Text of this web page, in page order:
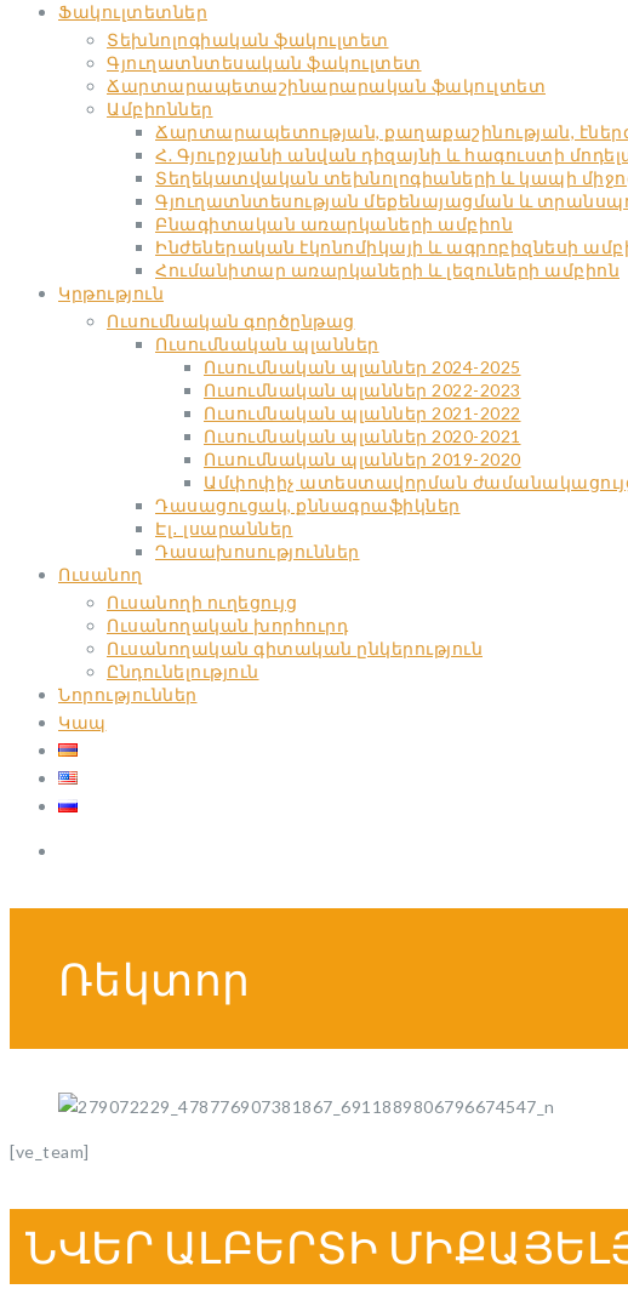
Ֆակուլտետներ
Տեխնոլոգիական ֆակուլտետ
Գյուղատնտեսական ֆակուլտետ
Ճարտարապետաշինարարական ֆակուլտետ
Ամբիոններ
Ճարտարապետության, քաղաքաշինության,
Հ. Գյուրջյանի անվան դիզայնի և հագուստի
Տեղեկատվական տեխնոլոգիաների և կապի
Գյուղատնտեսության մեքենայացման և
Բնագիտական առարկաների ամբիոն
Ինժեներական էկոնոմիկայի և ագրոբիզնեսի
Հումանիտար առարկաների և լեզուների ամբիոն
Կրթություն
Ուսումնական գործընթաց
Ուսումնական պլաններ
Ուսումնական պլաններ 2024-2025
Ուսումնական պլաններ 2022-2023
Ուսումնական պլաններ 2021-2022
Ուսումնական պլաններ 2020-2021
Ուսումնական պլաններ 2019-2020
Ամփոփիչ ատեստավորման
Դասացուցակ, քննագրաֆիկներ
Էլ․ լսարաններ
Դասախոսություններ
Ուսանող
Ուսանողի ուղեցույց
Ուսանողական խորհուրդ
Ուսանողական գիտական ընկերություն
Ընդունելություն
Նորություններ
Կապ
Ռեկտոր
[ve_team]
ՆՎԵՐ ԱԼԲԵՐՏԻ